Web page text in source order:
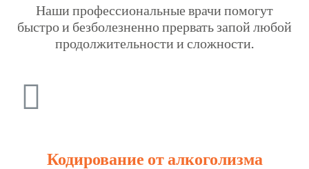
Наши профессиональные врачи помогут
быстро и безболезненно прервать запой любой
продолжительности и сложности.
Кодирование от алкоголизма